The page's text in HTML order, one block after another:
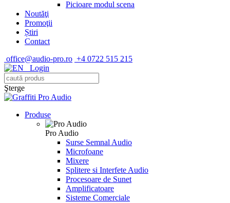
Picioare modul scena
Noutăţi
Promoţii
Știri
Contact
office@audio-pro.ro +4 0722 515 215
Login
Şterge
Produse
Pro Audio
Surse Semnal Audio
Microfoane
Mixere
Splitere si Interfete Audio
Procesoare de Sunet
Amplificatoare
Sisteme Comerciale